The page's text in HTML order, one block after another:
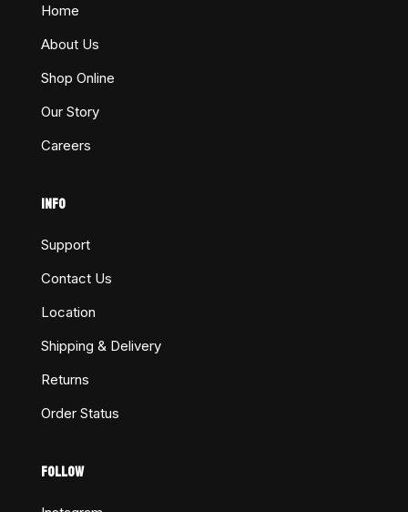
Home
About Us
Shop Online
Our Story
Careers
INFO
Support
Contact Us
Location
Shipping & Delivery
Returns
Order Status
FOLLOW